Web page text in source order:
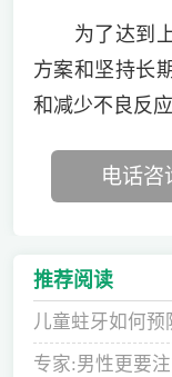
为了达到上
方案和坚持长
和减少不良反
电话咨
推荐阅读
儿童蛀牙如何预
专家:男性更要